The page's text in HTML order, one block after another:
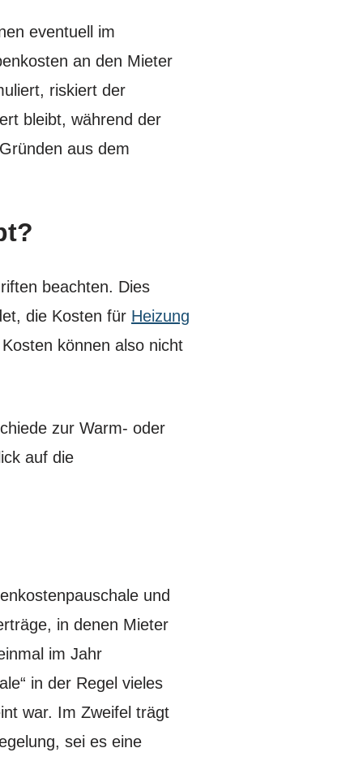
eventuell im
an den Mieter
riskiert der
bleibt, während der
aus dem
beachten. Dies
die Kosten für Heizung
können also nicht
zur Warm- oder
auf die
und
in denen Mieter
im Jahr
in der Regel vieles
war. Im Zweifel trägt
sei es eine